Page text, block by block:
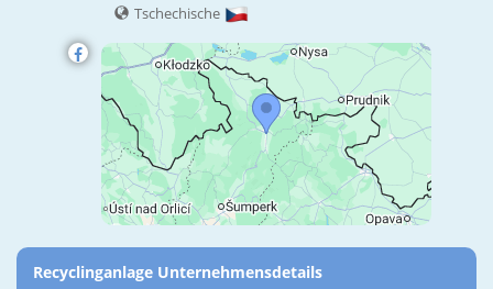
Tschechische
Recyclinganlage Unternehmensdetails